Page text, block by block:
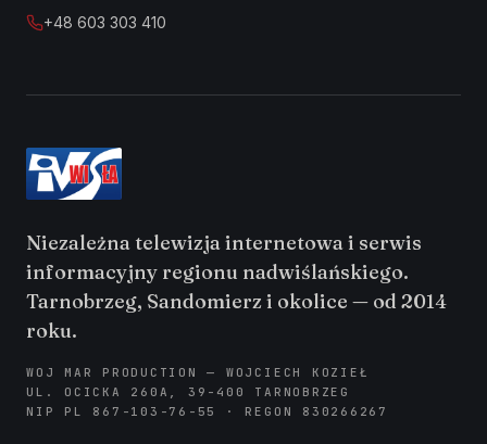
+48 603 303 410
Niezależna telewizja internetowa i serwis
informacyjny regionu nadwiślańskiego.
Tarnobrzeg, Sandomierz i okolice — od 2014
roku.
WOJ MAR PRODUCTION — WOJCIECH KOZIEŁ
UL. OCICKA 260A, 39-400 TARNOBRZEG
NIP PL 867-103-76-55 · REGON 830266267